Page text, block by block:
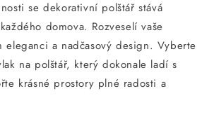
se dekorativní polštář stává
domova. Rozveselí vaše
eleganci a nadčasový design. Vyberte
na polštář, který dokonale ladí s
krásné prostory plné radosti a